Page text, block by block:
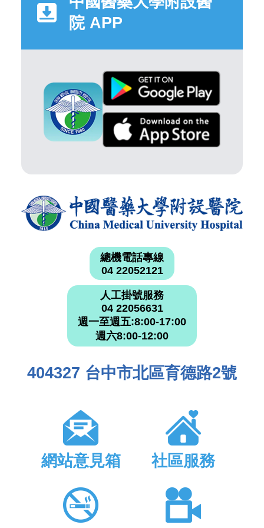
院 APP
總機電話專線
04 22052121
人工掛號服務
04 22056631
週一至週五:8:00-17:00
週六8:00-12:00
404327 台中市北區育德路2號
網站意見箱 社區服務